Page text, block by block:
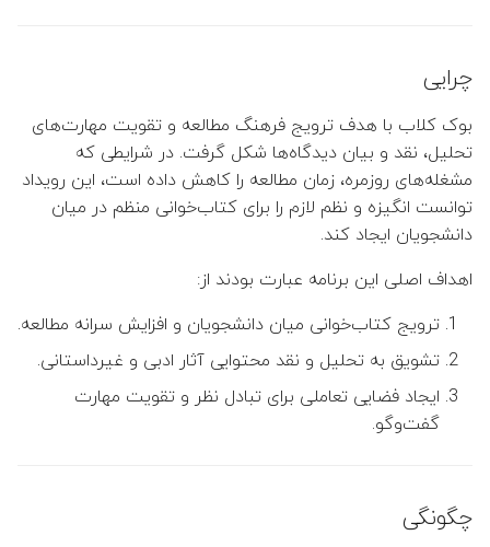
👤 شکرا سالاریان
👤 زهرا منصوروار
چرایی
بوک کلاب با هدف ترویج فرهنگ مطالعه و تقویت مهارت‌های
تحلیل، نقد و بیان دیدگاه‌ها شکل گرفت. در شرایطی که
مشغله‌های روزمره، زمان مطالعه را کاهش داده است، این رویداد
توانست انگیزه و نظم لازم را برای کتاب‌خوانی منظم در میان
دانشجویان ایجاد کند.
اهداف اصلی این برنامه عبارت بودند از:
ترویج کتاب‌خوانی میان دانشجویان و افزایش سرانه مطالعه.
تشویق به تحلیل و نقد محتوایی آثار ادبی و غیرداستانی.
ایجاد فضایی تعاملی برای تبادل نظر و تقویت مهارت
گفت‌وگو.
چگونگی